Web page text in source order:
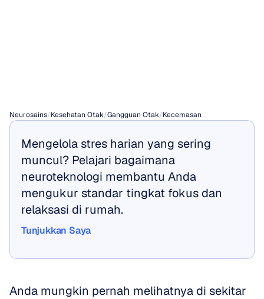
Neurosains/Kesehatan Otak/Gangguan Otak/Kecemasan
Mengelola stres harian yang sering
muncul? Pelajari bagaimana
neuroteknologi membantu Anda
mengukur standar tingkat fokus dan
relaksasi di rumah.
Tunjukkan Saya
Anda mungkin pernah melihatnya di sekitar